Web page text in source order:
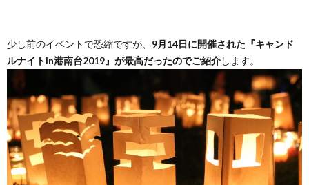
少し前のイベントで恐縮ですが、 9月14日に開催された『キャンド
ルナイトin港南台2019』が最高だったのでご紹介します。